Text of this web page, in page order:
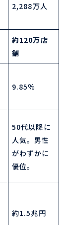
2,288万人
約120万店
舗
9.85％
50代以降に
人気。男性
がわずかに
優位。
約1.5兆円